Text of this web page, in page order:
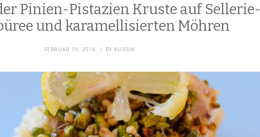
Pinien-Pistazien Kruste auf Sellerie-
und karamellisierten Möhren
FEBRUAR 19, 2016 BY ALISSIA